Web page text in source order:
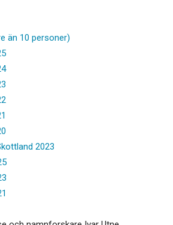
än 10 personer)
2023